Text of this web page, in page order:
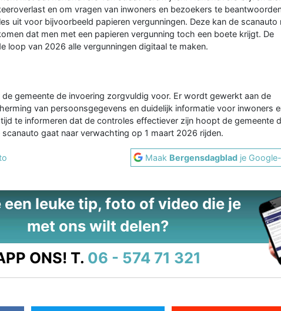
en om vragen van inwoners en bezoekers te
uit voor bijvoorbeeld papieren vergunningen. Deze kan de scanauto
dat men met een papieren vergunning toch een boete krijgt. De
loop van 2026 alle vergunningen digitaal te maken.
gemeente de invoering zorgvuldig voor. Er wordt gewerkt aan de
van persoonsgegevens en duidelijk informatie voor inwoners
te informeren dat de controles effectiever zijn hoopt de gemeente
gaat naar verwachting op 1 maart 2026 rijden.
Maak Bergensdagblad je
een leuke tip, foto of video die je
met ons wilt delen?
ONS! T. 06 - 574 71 321